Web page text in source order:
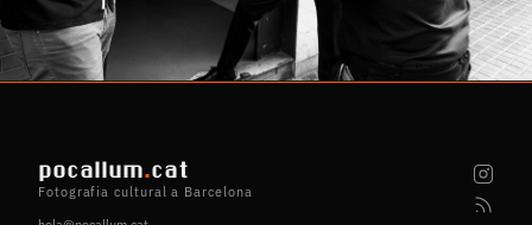
pocallum.cat
Fotografia cultural a Barcelona